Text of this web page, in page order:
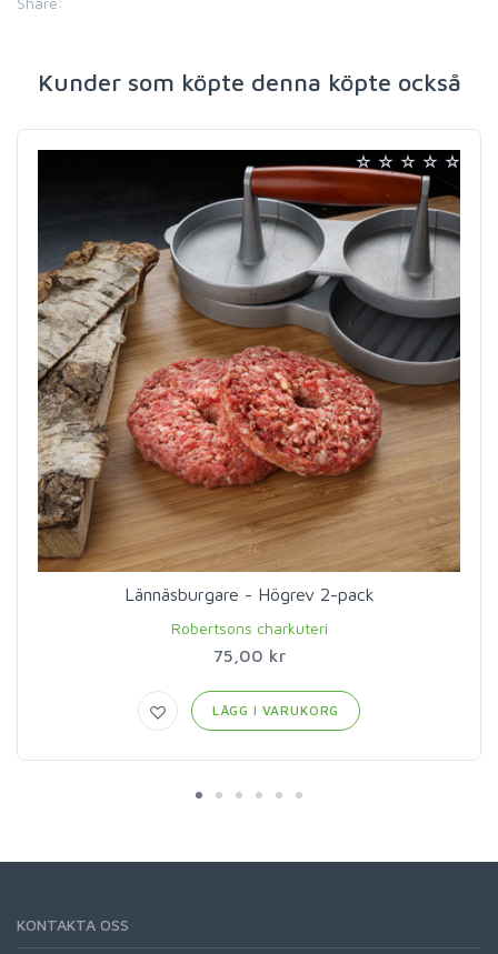
Kunder som köpte denna köpte också
Lännäsburgare - Högrev 2-pack
Robertsons charkuteri
75,00 kr
LÄGG I VARUKORG
KONTAKTA OSS